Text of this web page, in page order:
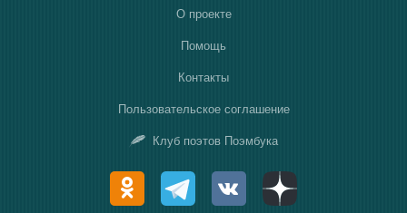
О проекте
Помощь
Контакты
Пользовательское соглашение
Клуб поэтов Поэмбука